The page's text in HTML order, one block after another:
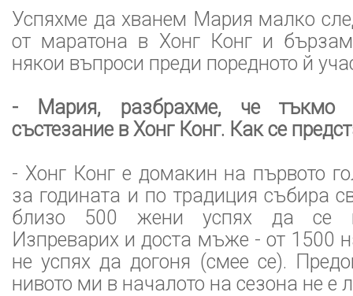
Успяхме да хванем Мария малко
от маратона в Хонг Конг и
някои въпроси преди поредното й
- Мария, разбрахме, че
състезание в Хонг Конг. Как се
- Хонг Конг е домакин на първото
за годината и по традиция събира
близо 500 жени успях да се
Изпреварих и доста мъже - от 1500
не успях да догоня (смее се).
нивото ми в началото на сезона не е